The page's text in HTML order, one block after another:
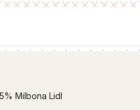
Milbona Lidl